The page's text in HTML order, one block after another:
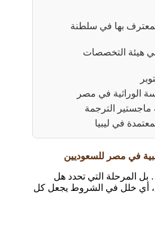
بها في سلطنة
هيئة التخصصات
الوراثية في مصر
الترجمة
في ليبيا
في مصر للسعوديين
بل المرحلة التي تحدد هل
أي خلل في الشروط يجعل كل